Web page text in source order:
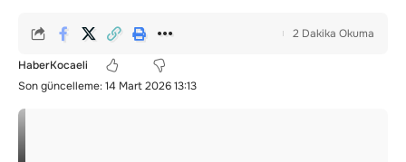
Son güncelleme: 14 Mart 2026 13:13
HaberKocaeli
2 Dakika Okuma